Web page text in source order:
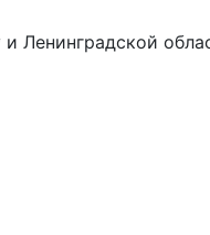
Ленинградской